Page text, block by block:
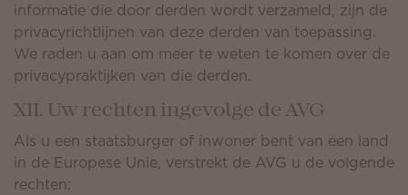
informatie die door derden wordt verzameld, zijn de
privacyrichtlijnen van deze derden van toepassing.
We raden u aan om meer te weten te komen over de
privacypraktijken van die derden.
XII. Uw rechten ingevolge de AVG
Als u een staatsburger of inwoner bent van een land
in de Europese Unie, verstrekt de AVG u de volgende
rechten: